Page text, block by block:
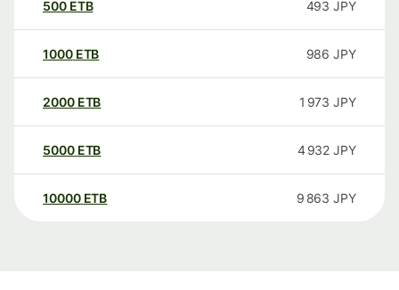
500 ETB 493 JPY
1000 ETB 986 JPY
2000 ETB 1 973 JPY
5000 ETB 4 932 JPY
10000 ETB 9 863 JPY